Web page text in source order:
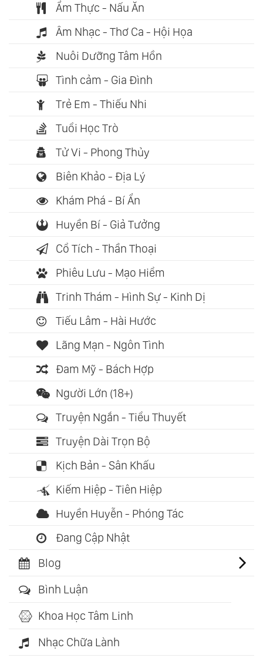
Ẩm Thực - Nấu Ăn
Âm Nhạc - Thơ Ca - Hội Họa
Nuôi Dưỡng Tâm Hồn
Tình cảm - Gia Đình
Trẻ Em - Thiếu Nhi
Tuổi Học Trò
Tử Vi - Phong Thủy
Biên Khảo - Địa Lý
Khám Phá - Bí Ẩn
Huyền Bí - Giả Tưởng
Cổ Tích - Thần Thoại
Phiêu Lưu - Mạo Hiểm
Trinh Thám - Hình Sự - Kinh Dị
Tiếu Lâm - Hài Hước
Lãng Mạn - Ngôn Tình
Đam Mỹ - Bách Hợp
Người Lớn (18+)
Truyện Ngắn - Tiểu Thuyết
Truyện Dài Trọn Bộ
Kịch Bản - Sân Khấu
Kiếm Hiệp - Tiên Hiệp
Huyền Huyễn - Phóng Tác
Đang Cập Nhật
Blog
Bình Luận
Khoa Học Tâm Linh
Nhạc Chữa Lành